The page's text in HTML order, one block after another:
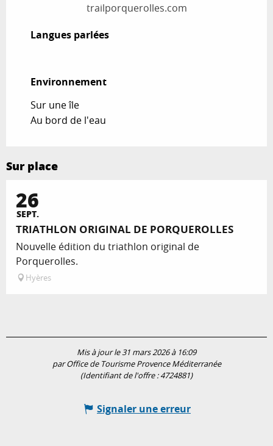
trailporquerolles.com
Langues parlées
Langues parlées
Environnement
Environnement
Sur une île
Au bord de l'eau
Sur place
26
SEPT.
TRIATHLON ORIGINAL DE PORQUEROLLES
Nouvelle édition du triathlon original de
Porquerolles.
Hyères
Mis à jour le 31 mars 2026 à 16:09
par Office de Tourisme Provence Méditerranée
(Identifiant de l'offre :4724881)
Signaler une erreur